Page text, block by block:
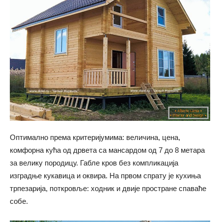
Оптимално према критеријумима: величина, цена,
комфорна кућа од дрвета са мансардом од 7 до 8 метара
за велику породицу. Габле кров без компликација
изградње кукавица и оквира. На првом спрату је кухиња
трпезарија, поткровље: ходник и двије простране спаваће
собе.